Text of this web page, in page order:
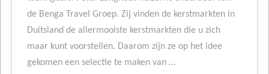
de Benga Travel Groep. Zij vinden de kerstmarkten in
Duitsland de allermooiste kerstmarkten die u zich
maar kunt voorstellen. Daarom zijn ze op het idee
gekomen een selectie te maken van …